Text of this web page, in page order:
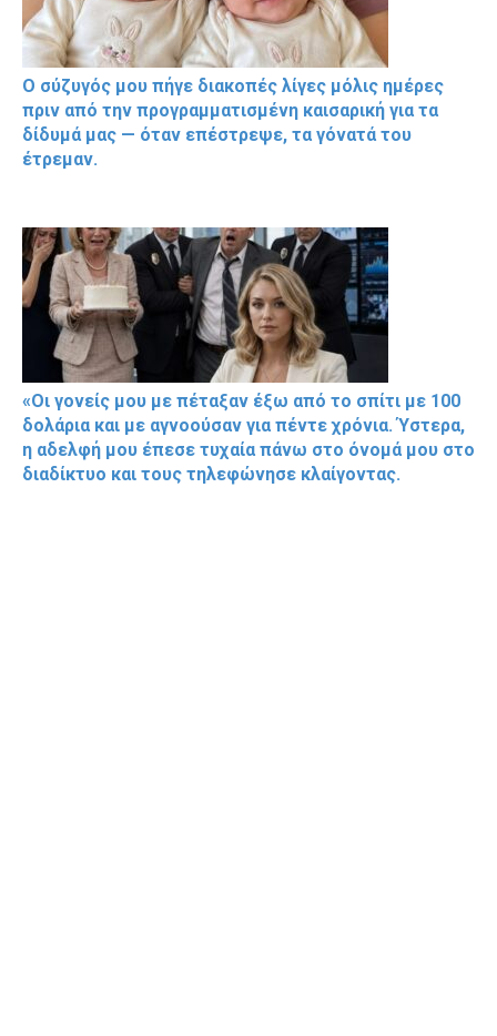
Ο σύζυγός μου πήγε διακοπές λίγες μόλις ημέρες
πριν από την προγραμματισμένη καισαρική για τα
δίδυμά μας — όταν επέστρεψε, τα γόνατά του
έτρεμαν.
«Οι γονείς μου με πέταξαν έξω από το σπίτι με 100
δολάρια και με αγνοούσαν για πέντε χρόνια. Ύστερα,
η αδελφή μου έπεσε τυχαία πάνω στο όνομά μου στο
διαδίκτυο και τους τηλεφώνησε κλαίγοντας.